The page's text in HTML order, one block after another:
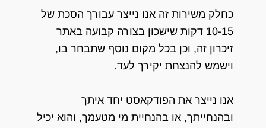
כחלק משירות זה אנו נייצר עבורך הסכת של
10-15 דקות שישכון בצורה קבועה באתר
זיכרון זה, וכן בכל מקום נוסף שתבחר בו,
וישמש להנצחת יקירך לעד.
אנו נייצר את הפודקאסט יחד איתך
ובהנחייתך, או בהנחיית מי מטעמך, והוא יכיל